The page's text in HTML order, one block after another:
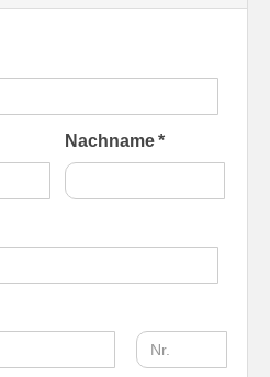
Nachname *